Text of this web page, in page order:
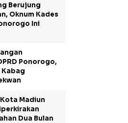
Berujung
Oknum Kades
Ini
Ponorogo,
Kabag
Madiun
Dua Bulan